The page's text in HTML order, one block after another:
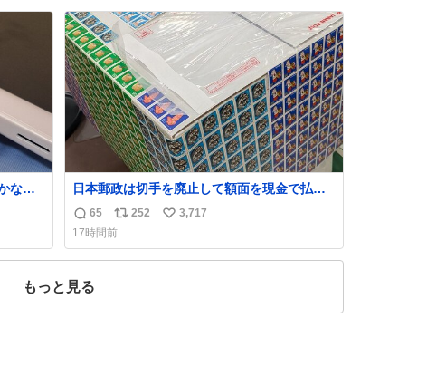
、自
数
ス
ト
数
ね
数
なか
から
いで
も謝
てし
。
日本郵政は切手を廃止して額面を現金で払い
戻せ2026 #日本郵政 @JapanPostHD_PR
返
信
数
65
リ
ポ
ス
252
い
ね
3,717
17時間前
もっと見る